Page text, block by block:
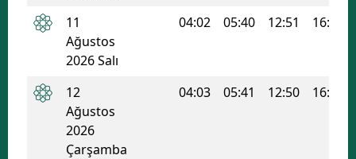
11
Ağustos
2026 Salı
04:02 05:40 12:51 16:41
12
Ağustos
2026
Çarşamba
04:03 05:41 12:50 16:40